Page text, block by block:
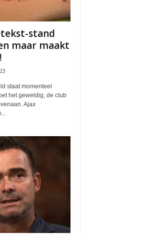
stand
maar maakt
staat momenteel
het geweldig, de club
Ajax